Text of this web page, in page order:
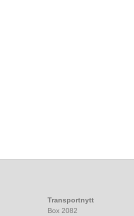
Transportnytt
Box 2082